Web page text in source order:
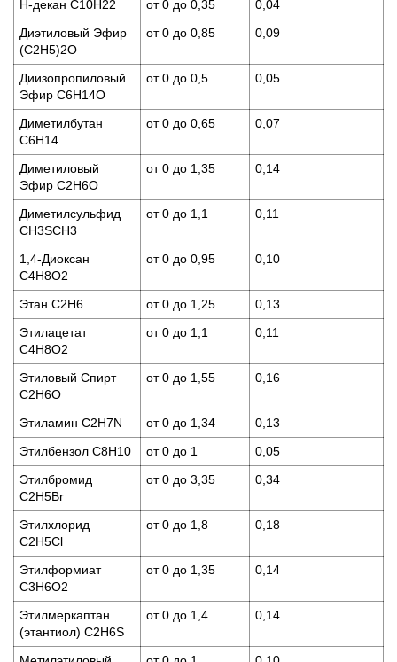
Н-декан С10Н22
от 0 до 0,35
0,04
Диэтиловый Эфир
(C2H5)2O
от 0 до 0,85 0,09
Диизопропиловый
Эфир C6H14O
от 0 до 0,5 0,05
Диметилбутан
С6Н14
от 0 до 0,65 0,07
Диметиловый
Эфир C2H6O
от 0 до 1,35 0,14
Диметилсульфид
CH3SCH3
от 0 до 1,1 0,11
1,4-Диоксан
C4H8O2
от 0 до 0,95 0,10
Этан C2H6 от 0 до 1,25
0,13
Этилацетат
C4H8O2
от 0 до 1,1 0,11
Этиловый Спирт
C2H6O
от 0 до 1,55 0,16
Этиламин C2H7N от 0 до 1,34
0,13
Этилбензол C8H10
от 0 до 1
0,05
Этилбромид
C2H5Br
от 0 до 3,35 0,34
Этилхлорид
C2H5Cl
от 0 до 1,8 0,18
Этилформиат
C3H6O2
от 0 до 1,35 0,14
Этилмеркаптан
(этантиол) C2H6S
от 0 до 1,4 0,14